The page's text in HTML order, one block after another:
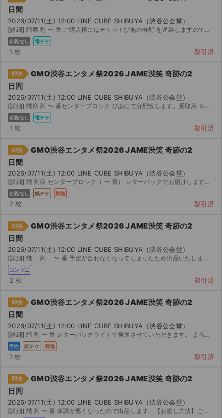
日間
2026/07/11(土) 12:00 LINE CUBE SHIBUYA（渋谷公会堂）
[詳細] 階席 列 〜 番 ご購入様にはチケットぴあの分配 を連絡しますので、 チケット受...
名義なし 電チケ
1 枚 取引済
即決
GMO渋谷エンタメ祭2026 JAME渋笑 奇跡の2
日間
2026/07/11(土) 12:00 LINE CUBE SHIBUYA（渋谷公会堂）
[詳細] 階席 列 〜 番センターブロック ぴあにて分配致します。受取用 を送りますので...
名義なし 電チケ
1 枚 取引済
即決
GMO渋谷エンタメ祭2026 JAME渋笑 奇跡の2
日間
2026/07/11(土) 12:00 LINE CUBE SHIBUYA（渋谷公会堂）
[詳細] 階 列目 センターブロック（ 〜 番） レターパックでお届けします。 どうぞ宜しくお...
名義なし 紙チケ 郵送
2 枚 取引済
即決
GMO渋谷エンタメ祭2026 JAME渋笑 奇跡の2
日間
2026/07/11(土) 12:00 LINE CUBE SHIBUYA（渋谷公会堂）
[詳細] 階 列 〜 番 予定が合わなくなってしまったため出品いたします。 ［出演］中川家 ...
コンビニ
2 枚 取引済
即決
GMO渋谷エンタメ祭2026 JAME渋笑 奇跡の2
日間
2026/07/11(土) 12:00 LINE CUBE SHIBUYA（渋谷公会堂）
[詳細] 階 列 〜 番 レターパックライトで発送させていただきます。 よろしくお願いいたします。
男性 紙チケ 郵送
1 枚 取引済
即決
GMO渋谷エンタメ祭2026 JAME渋笑 奇跡の2
日間
2026/07/11(土) 12:00 LINE CUBE SHIBUYA（渋谷公会堂）
[詳細] 階 列 〜 番 体調が悪くなったので出品します。【お渡し方法】ご入金後、取引連絡にて発券...